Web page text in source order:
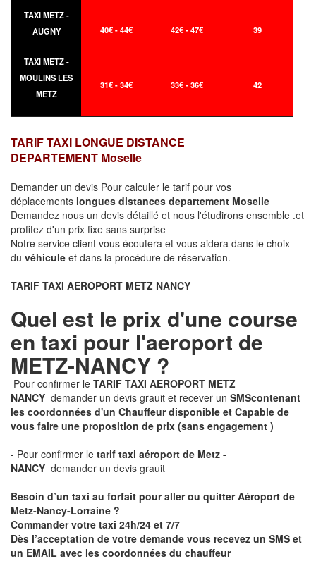
TAXI METZ -
AUGNY
40€ - 44€ 42€ - 47€ 39
TAXI METZ -
MOULINS LES
METZ
31€ - 34€ 33€ - 36€ 42
TARIF TAXI LONGUE DISTANCE
DEPARTEMENT Moselle
Demander un devis Pour calculer le tarif pour vos
déplacements longues distances departement Moselle
Demandez nous un devis détaillé et nous l'étudirons ensemble .et
profitez d'un prix fixe sans surprise
Notre service client vous écoutera et vous aidera dans le choix
du véhicule et dans la procédure de réservation.
TARIF TAXI AEROPORT METZ NANCY
Quel est le prix d'une course
en taxi pour l'aeroport de
METZ-NANCY ?
Pour confirmer le TARIF TAXI AEROPORT METZ
NANCY demander un devis grauit et recever un SMScontenant
les coordonnées d'un Chauffeur disponible et Capable de
vous faire une proposition de prix (sans engagement )
- Pour confirmer le tarif taxi aéroport de Metz -
NANCY demander un devis grauit
Besoin d’un taxi au forfait pour aller ou quitter Aéroport de
Metz-Nancy-Lorraine ?
Commander votre taxi 24h/24 et 7/7
Dès l’acceptation de votre demande vous recevez un SMS et
un EMAIL avec les coordonnées du chauffeur